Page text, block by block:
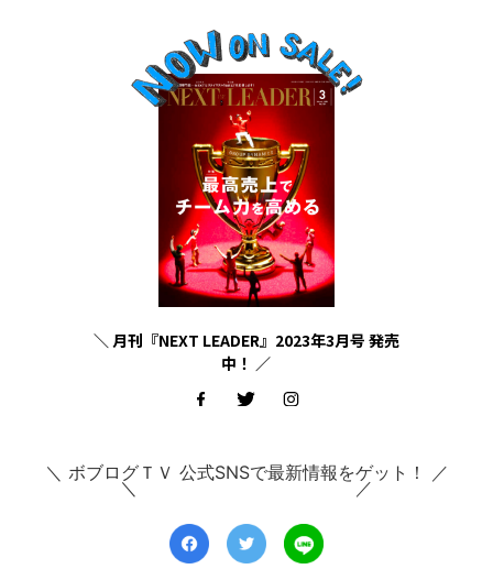
＼ 月刊『NEXT LEADER』2023年3月号 発売
中！ ／
＼ ボブログＴＶ 公式SNSで最新情報をゲット！ ／